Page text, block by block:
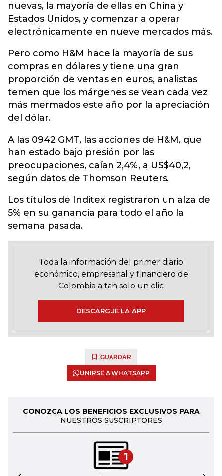
nuevas, la mayoría de ellas en China y
Estados Unidos, y comenzar a operar
electrónicamente en nueve mercados más.
Pero como H&M hace la mayoría de sus
compras en dólares y tiene una gran
proporción de ventas en euros, analistas
temen que los márgenes se vean cada vez
más mermados este año por la apreciación
del dólar.
A las 0942 GMT, las acciones de H&M, que
han estado bajo presión por las
preocupaciones, caían 2,4%, a US$40,2,
según datos de Thomson Reuters.
Los títulos de Inditex registraron un alza de
5% en su ganancia para todo el año la
semana pasada.
Toda la información del primer diario
económico, empresarial y financiero de
Colombia a tan solo un clic
DESCARGUE LA APP
GUARDAR
UNIRSE A WHATSAPP
CONOZCA LOS BENEFICIOS EXCLUSIVOS PARA
NUESTROS SUSCRIPTORES
1